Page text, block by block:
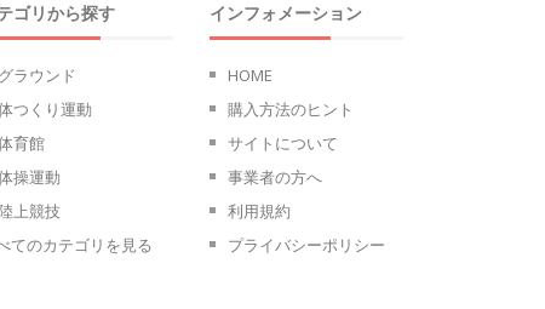
ゴリから探す
グラウンド
つくり運動
育館
操運動
上競技
てのカテゴリを見る
インフォメーション
HOME
購入方法のヒント
サイトについて
事業者の方へ
利用規約
プライバシーポリシー